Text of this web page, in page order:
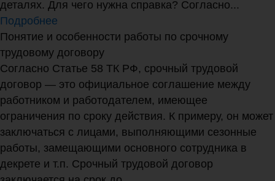
деталях. Для чего нужна справка? Согласно...
Подробнее
Понятие и особенности работы по срочному
трудовому договору
Согласно Статье 58 ТК РФ, срочный трудовой
договор — это официальное соглашение между
работником и работодателем, имеющее
ограничения по сроку действия. К примеру, он может
заключаться с лицами, выполняющими сезонные
работы, замещающими основного сотрудника в
декрете и т.п. Срочный трудовой договор